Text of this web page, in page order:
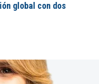
global con dos